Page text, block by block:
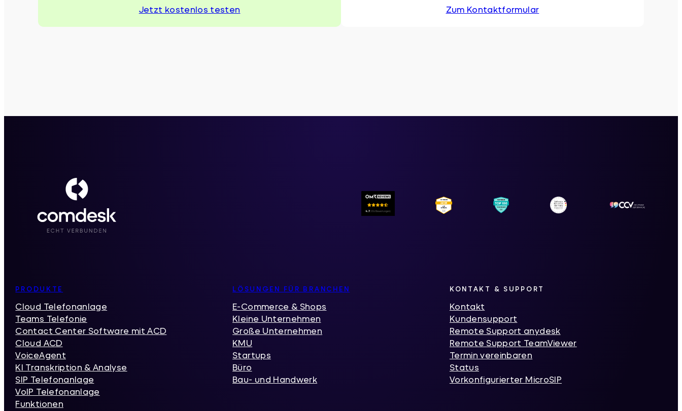
Jetzt kostenlos testen
Zum Kontaktformular
Inhaltsverzeichnis
PRODUKTE
Cloud Telefonanlage
Teams Telefonie
Contact Center Software mit ACD
Cloud ACD
VoiceAgent
KI Transkription & Analyse
SIP Telefonanlage
VoIP Telefonanlage
Funktionen
LÖSUNGEN FÜR BRANCHEN
E-Commerce & Shops
Kleine Unternehmen
Große Unternehmen
KMU
Startups
Büro
Bau- und Handwerk
KONTAKT & SUPPORT
Kontakt
Kundensupport
Remote Support anydesk
Remote Support TeamViewer
Termin vereinbaren
Status
Vorkonfigurierter MicroSIP